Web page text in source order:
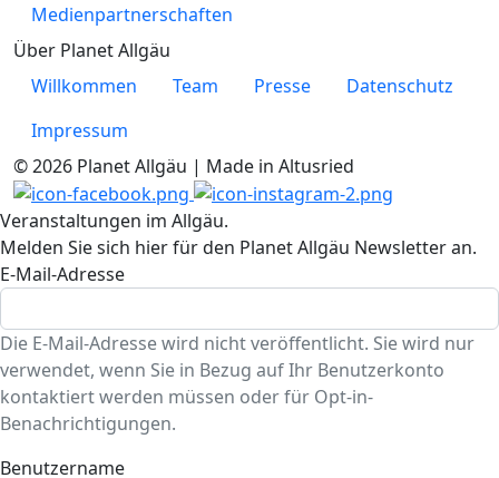
Medienpartnerschaften
Über Planet Allgäu
Willkommen
Team Presse
Datenschutz
Impressum
© 2026 Planet Allgäu | Made in Altusried
Veranstaltungen im Allgäu.
Melden Sie sich hier für den Planet Allgäu Newsletter an.
E-Mail-Adresse
Die E-Mail-Adresse wird nicht veröffentlicht. Sie wird nur
verwendet, wenn Sie in Bezug auf Ihr Benutzerkonto
kontaktiert werden müssen oder für Opt-in-
Benachrichtigungen.
Benutzername